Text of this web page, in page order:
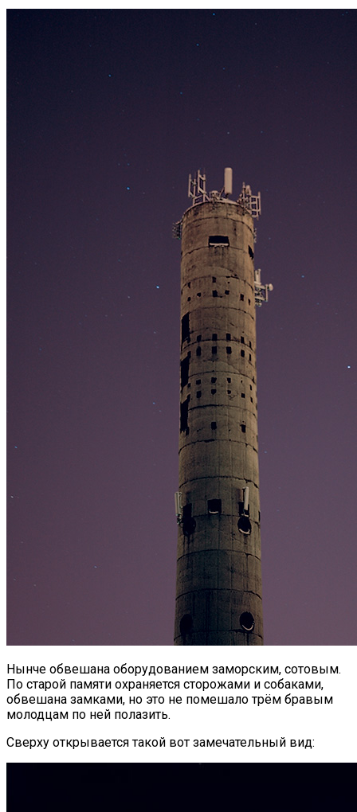
Нынче обвешана оборудованием заморским, сотовым.
По старой памяти охраняется сторожами и собаками,
обвешана замками, но это не помешало трём бравым
молодцам по ней полазить.
Сверху открывается такой вот замечательный вид: